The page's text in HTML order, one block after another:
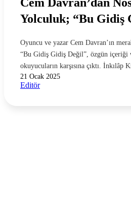
Yolculuk; “Bu Gidiş
Oyuncu ve yazar Cem Davran’ın
“Bu Gidiş Gidiş Değil”, özgün içeriği
okuyucuların karşısına çıktı. İnkılâp
21 Ocak 2025
Editör